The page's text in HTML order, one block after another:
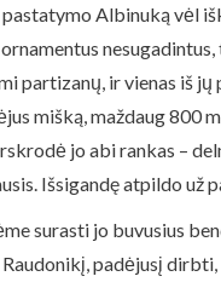
Albinuką vėl
partizanų, ir vienas iš
mišką, maždaug 800
jo abi rankas –
Išsigandę atpildo
surasti jo buvusius
padėjusį